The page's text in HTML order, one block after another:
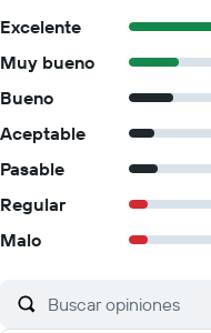
Excelente
Muy bueno
Bueno
Aceptable
Pasable
Regular
Malo